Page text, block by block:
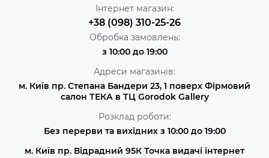
Інтернет магазин:
+38 (098) 310-25-26
Обробка замовлень:
з 10:00 до 19:00
Адреси магазинів:
м. Київ пр. Степана Бандери 23, 1 поверх Фірмовий
салон ТЕКА в ТЦ Gorodok Gallery
Розклад роботи:
Без перерви та вихідних з 10:00 до 19:00
м. Київ пр. Відрадний 95К Точка видачі інтернет